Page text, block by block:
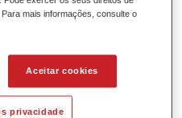
e rápida numa operação
mais informações, consulte o
Aceitar cookies
privacidade